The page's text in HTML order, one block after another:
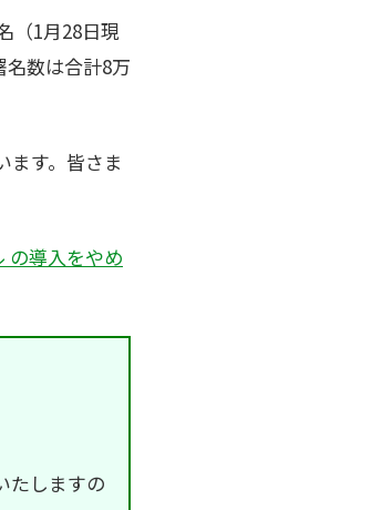
（1月28日現
数は合計8万
ます。皆さま
の導入をやめ
たしますの